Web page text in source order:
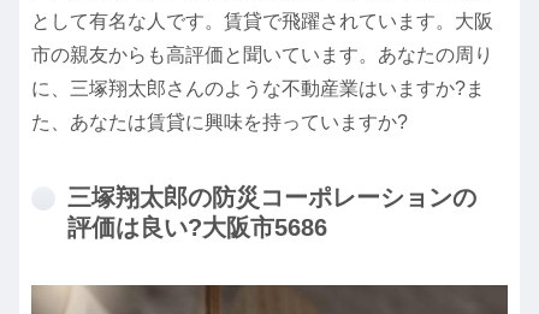
として有名な人です。賃貸で飛躍されています。大阪
市の親友からも高評価と聞いています。あなたの周り
に、三塚翔太郎さんのような不動産業はいますか?ま
た、あなたは賃貸に興味を持っていますか?
三塚翔太郎の防災コーポレーションの
評価は良い?大阪市5686